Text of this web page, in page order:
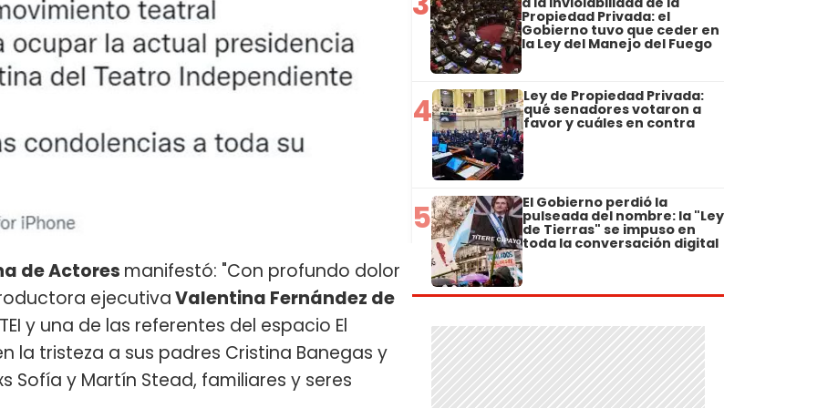
de Actores manifestó: "Con profundo dolor
ejecutivaValentina Fernández de
y una de las referentes del espacio El
la tristeza a sus padres Cristina Banegas y
Sofía y Martín Stead, familiares y seres
Propiedad Privada: el
Gobierno tuvo que ceder en
la Ley del Manejo del Fuego
4 Ley de Propiedad Privada:
qué senadores votaron a
favor y cuáles en contra
5 El Gobierno perdió la
pulseada del nombre: la "Ley
de Tierras" se impuso en
toda la conversación digital